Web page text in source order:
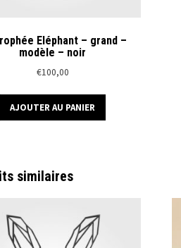
Eléphant – grand –
modèle – noir
€100,00
AJOUTER AU PANIER
similaires